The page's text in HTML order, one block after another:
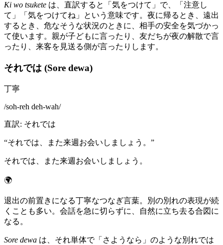
Ki wo tsukete は、直訳すると「気をつけて」で、「注意し
て」「気をつけてね」という意味です。夜に帰るとき、遠出
するとき、危なそうな状況のときに、相手の安全を気づかっ
て使います。親が子どもに言ったり、友だちが夜の解散で言
ったり、来客を見送る側が言ったりします。
それでは (Sore dewa)
丁寧
/soh-reh deh-wah/
直訳: それでは
“それでは、また来週お会いしましょう。 ”
それでは、また来週お会いしましょう。
🌍
退出の前置きになる丁寧なつなぎ言葉。別の別れの表現が続
くことも多い。会話を急に切らずに、自然に立ち去る合図に
なる。
Sore dewa は、それ単体で「さようなら」のような別れでは